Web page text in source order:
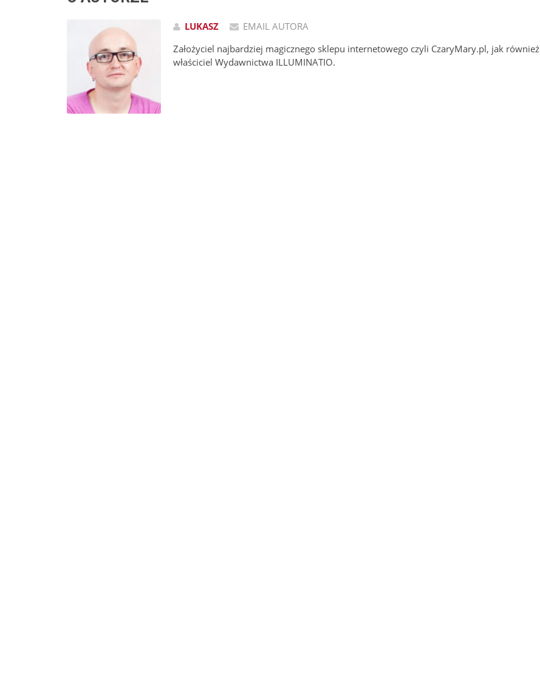
LUKASZ
EMAIL AUTORA
Założyciel najbardziej magicznego sklepu internetowego czyli CzaryMary.pl, jak również
właściciel Wydawnictwa ILLUMINATIO.